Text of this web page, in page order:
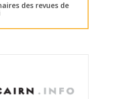
des revues de